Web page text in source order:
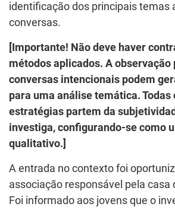
identificação dos principais temas
conversas.
[Importante! Não deve haver
métodos aplicados. A
conversas intencionais podem
para uma análise temática. Todas
estratégias partem da
investiga, configurando-se como
qualitativo.]
A entrada no contexto foi
associação responsável pela casa
Foi informado aos jovens que o